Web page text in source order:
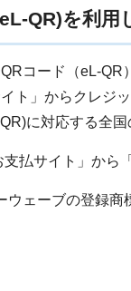
QR)を利用
コード（eL-
ト」からクレジ
に対応する全国
払サイト」から
ェーブの登録商